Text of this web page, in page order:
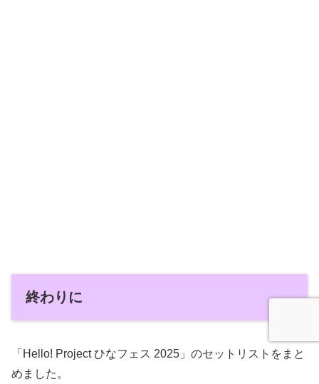
終わりに
「Hello! Project ひなフェス 2025」のセットリストをまと
めました。